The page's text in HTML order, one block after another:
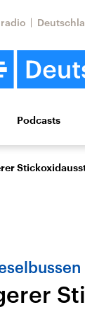
Wissen
Podcasts